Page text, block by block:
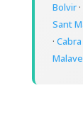
Bolvir·
Sant
·